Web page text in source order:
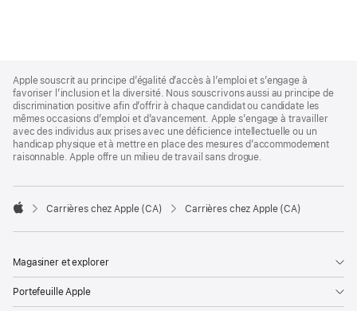
Footer
Apple souscrit au principe d’égalité d’accès à l’emploi et s’engage à
favoriser l’inclusion et la diversité. Nous souscrivons aussi au principe de
discrimination positive afin d’offrir à chaque candidat ou candidate les
mêmes occasions d’emploi et d’avancement. Apple s’engage à travailler
avec des individus aux prises avec une déficience intellectuelle ou un
handicap physique et à mettre en place des mesures d’accommodement
raisonnable. Apple offre un milieu de travail sans drogue.

Carrières chez Apple (CA) Carrières chez Apple (CA)
Magasiner et explorer
Portefeuille Apple